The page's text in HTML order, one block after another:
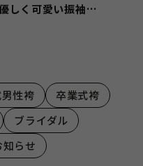
しく可愛い振袖
性袴
卒業式袴
ブライダル
知らせ